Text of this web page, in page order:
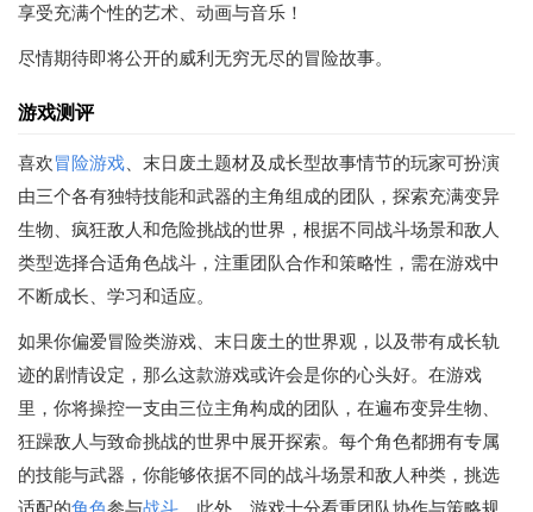
享受充满个性的艺术、动画与音乐！
尽情期待即将公开的威利无穷无尽的冒险故事。
游戏测评
喜欢冒险游戏 、末日废土题材及成长型故事情节的玩家可扮演
由三个各有独特技能和武器的主角组成的团队，探索充满变异
生物、疯狂敌人和危险挑战的世界，根据不同战斗场景和敌人
类型选择合适角色战斗，注重团队合作和策略性，需在游戏中
不断成长、学习和适应。
如果你偏爱冒险类游戏、末日废土的世界观，以及带有成长轨
迹的剧情设定，那么这款游戏或许会是你的心头好。在游戏
里，你将操控一支由三位主角构成的团队，在遍布变异生物、
狂躁敌人与致命挑战的世界中展开探索。每个角色都拥有专属
的技能与武器，你能够依据不同的战斗场景和敌人种类，挑选
适配的角色参与战斗 。此外，游戏十分看重团队协作与策略规